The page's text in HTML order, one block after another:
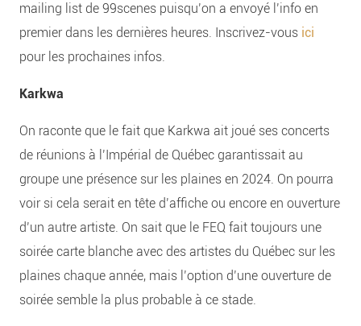
mailing list de 99scenes puisqu’on a envoyé l’info en
premier dans les dernières heures. Inscrivez-vous ici
pour les prochaines infos.
Karkwa
On raconte que le fait que Karkwa ait joué ses concerts
de réunions à l’Impérial de Québec garantissait au
groupe une présence sur les plaines en 2024. On pourra
voir si cela serait en tête d’affiche ou encore en ouverture
d’un autre artiste. On sait que le FEQ fait toujours une
soirée carte blanche avec des artistes du Québec sur les
plaines chaque année, mais l’option d’une ouverture de
soirée semble la plus probable à ce stade.